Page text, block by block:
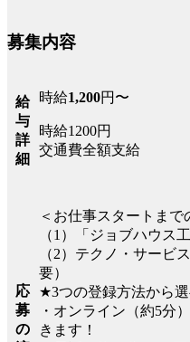
募集内容
給
与
詳
細
時給1,200円〜
時給1200円
交通費全額支給
応
募
の
＜お仕事スタートまで
（1）「ジョブハウス
（2）テクノ・サービ
要）
★3つの登録方法から
・オンライン（約5分
きます！